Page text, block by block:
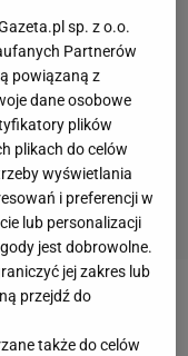
i Maciej Kot
ale Kamil
sp. z o.o.
Partnerów
powiązaną z
dane osobowe
plików
plikach do celów
wyświetlania
i preferencji w
lub personalizacji
jest dobrowolne.
jej zakres lub
przejdź do
także do celów